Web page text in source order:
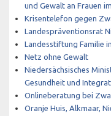
und Gewalt an Frauen
Krisentelefon gegen
Landespräventionsrat
Landesstiftung Familie
Netz ohne Gewalt
Niedersächsisches
Gesundheit und
Onlineberatung bei
Oranje Huis, Alkmaar,